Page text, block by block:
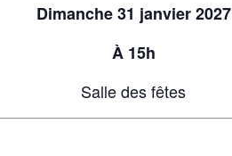
Dimanche 31 janvier 2027
À 15h
Salle des fêtes